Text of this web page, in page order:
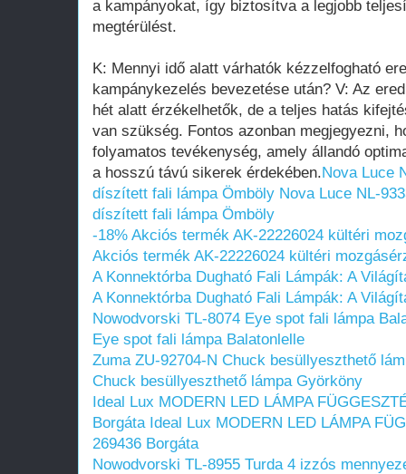
a kampányokat, így biztosítva a legjobb
megtérülést.
K: Mennyi idő alatt várhatók kézzelfogható
kampánykezelés bevezetése után? V: Az
hét alatt érzékelhetők, de a teljes hatás
van szükség. Fontos azonban megjegyezni,
folyamatos tevékenység, amely állandó
a hosszú távú sikerek érdekében.Nova Luce
díszített fali lámpa Ömböly Nova Luce NL-
díszített fali lámpa Ömböly
-18% Akciós termék AK-22226024 kültéri
Akciós termék AK-22226024 kültéri
A Konnektórba Dugható Fali Lámpák: A
A Konnektórba Dugható Fali Lámpák: A
Nowodvorski TL-8074 Eye spot fali lámpa
Eye spot fali lámpa Balatonlelle
Zuma ZU-92704-N Chuck besüllyeszthető
Chuck besüllyeszthető lámpa Györköny
Ideal Lux MODERN LED LÁMPA
Borgáta Ideal Lux MODERN LED LÁMPA
269436 Borgáta
Nowodvorski TL-8955 Turda 4 izzós